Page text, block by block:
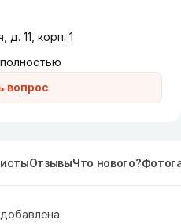
вопрос
д. 11, корп. 1
ОтзывыЧто нового?